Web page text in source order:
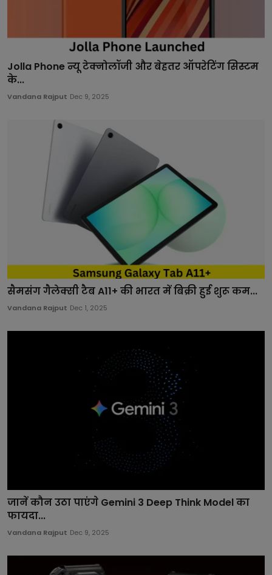
Jolla Phone न्यू टेक्नोलॉजी और बेहतर ऑपरेटिंग सिस्टम
के...
Vandana Rajput Dec 9, 2025
सैमसंग गैलेक्सी टैब A11+ की भारत में बिक्री हुई शुरू कम...
Vandana Rajput Dec 1, 2025
जानें कौन उठा पाएंगे Gemini 3 Deep Think Model का
फायदा...
Vandana Rajput Dec 9, 2025